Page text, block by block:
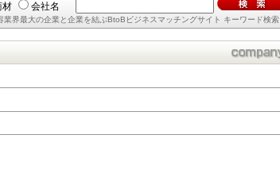
材 会社名
業界最大の企業と企業を結ぶBtoBビジネスマッチングサイト キーワード検索